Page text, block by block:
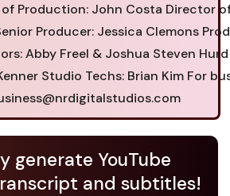
Production: John Costa Director
Producer: Jessica Clemons
Abby Freel & Joshua Steven Hurd
Studio Techs: Brian Kim For
generate YouTube
and subtitles!